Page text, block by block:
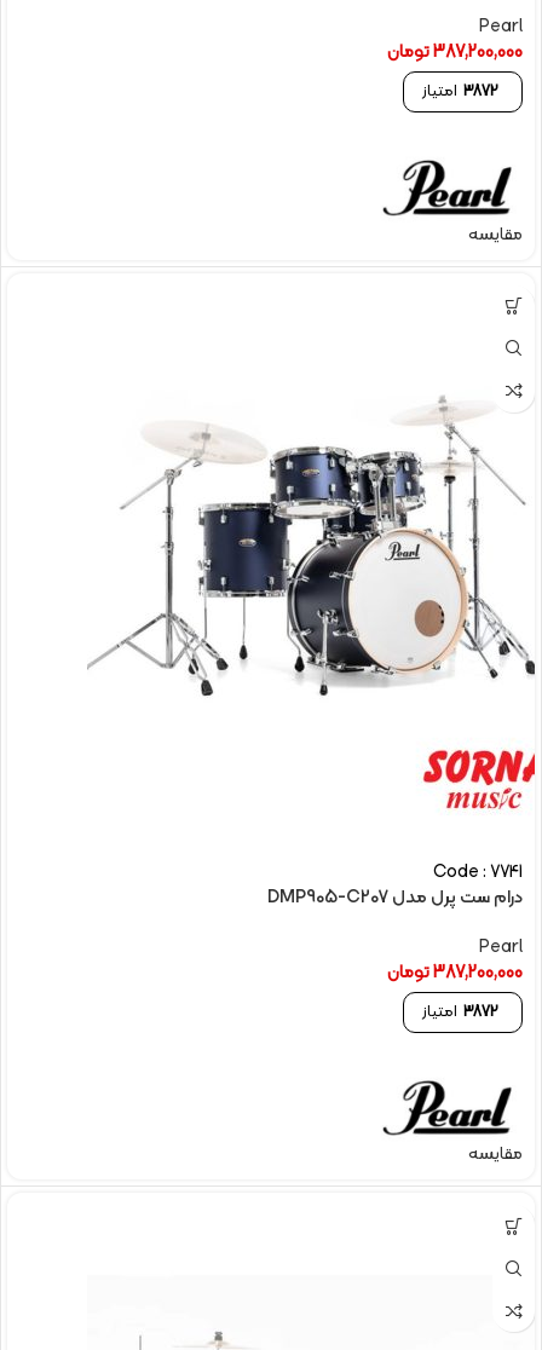
Pearl
387,200,000تومان
3872 امتیاز
مقایسه
Code : 7741
درام ست پرل مدل DMP905-C207
Pearl
387,200,000تومان
3872 امتیاز
مقایسه